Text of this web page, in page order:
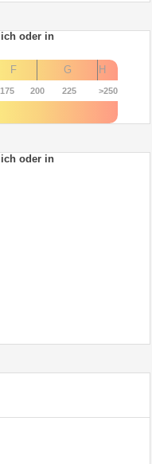
oder in
F G H
175 200 225 >250
oder in